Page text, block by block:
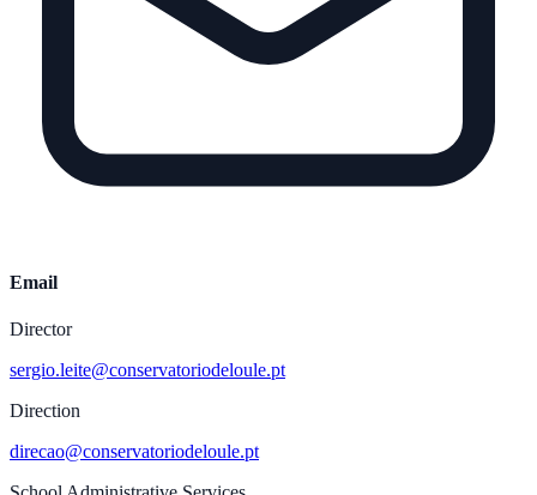
Email
Director
sergio.leite@conservatoriodeloule.pt
Direction
direcao@conservatoriodeloule.pt